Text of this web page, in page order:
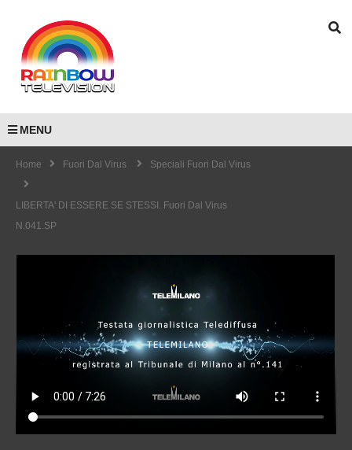
MENU
Home Fuori Dal Virus Speciali Fuori Dal Virus
LIBERTA' DI ESSERE SE STESSI. Fuori Dal Virus
N.041.SP